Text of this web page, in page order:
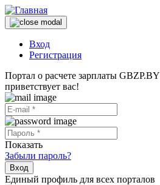
Вход
Регистрация
Портал о расчете зарплаты GBZP.BY
приветствует вас!
Показать
Забыли пароль?
Вход
Единый профиль для всех порталов